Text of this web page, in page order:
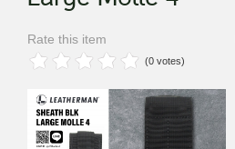
Rate this item
(0 votes)